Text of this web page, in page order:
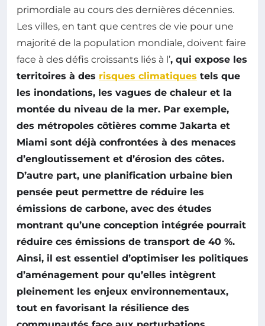
primordiale au cours des dernières décennies.
Les villes, en tant que centres de vie pour une
majorité de la population mondiale, doivent faire
face à des défis croissants liés à l’, qui expose les
territoires à des risques climatiques tels que
les inondations, les vagues de chaleur et la
montée du niveau de la mer. Par exemple,
des métropoles côtières comme Jakarta et
Miami sont déjà confrontées à des menaces
d’engloutissement et d’érosion des côtes.
D’autre part, une planification urbaine bien
pensée peut permettre de réduire les
émissions de carbone, avec des études
montrant qu’une conception intégrée pourrait
réduire ces émissions de transport de 40 %.
Ainsi, il est essentiel d’optimiser les politiques
d’aménagement pour qu’elles intègrent
pleinement les enjeux environnementaux,
tout en favorisant la résilience des